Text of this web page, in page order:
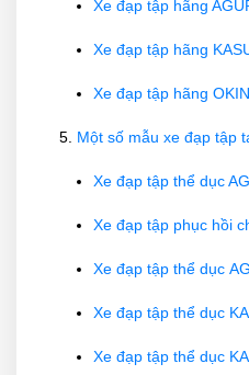
Xe đạp tập hãng
Xe đạp tập hãng
Xe đạp tập hãng
Một số mẫu xe đạp tập
Xe đạp tập thể dục
Xe đạp tập phục hồi
Xe đạp tập thể dục
Xe đạp tập thể dục
Xe đạp tập thể dục